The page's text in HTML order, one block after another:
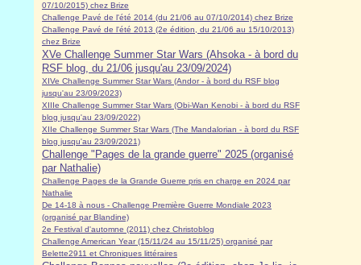
07/10/2015) chez Brize
Challenge Pavé de l'été 2014 (du 21/06 au 07/10/2014) chez Brize
Challenge Pavé de l'été 2013 (2e édition, du 21/06 au 15/10/2013)
chez Brize
XVe Challenge Summer Star Wars (Ahsoka - à bord du
RSF blog, du 21/06 jusqu'au 23/09/2024)
XIVe Challenge Summer Star Wars (Andor - à bord du RSF blog
jusqu'au 23/09/2023)
XIIIe Challenge Summer Star Wars (Obi-Wan Kenobi - à bord du RSF
blog jusqu'au 23/09/2022)
XIIe Challenge Summer Star Wars (The Mandalorian - à bord du RSF
blog jusqu'au 23/09/2021)
Challenge "Pages de la grande guerre" 2025 (organisé
par Nathalie)
Challenge Pages de la Grande Guerre pris en charge en 2024 par
Nathalie
De 14-18 à nous - Challenge Première Guerre Mondiale 2023
(organisé par Blandine)
2e Festival d'automne (2011) chez Christoblog
Challenge American Year (15/11/24 au 15/11/25) organisé par
Belette2911 et Chroniques littéraires